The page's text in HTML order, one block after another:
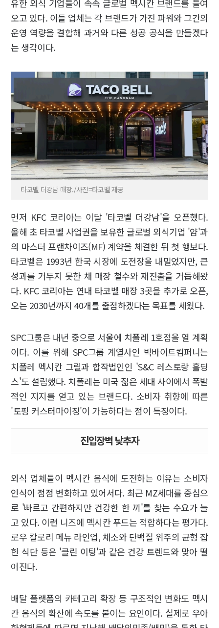
유한 외식 기업들이 속속 글로벌 멕시칸 브랜드를 들여
오고 있다. 이들 업체는 각 브랜드가 가진 파워와 그간의
운영 역량을 결합해 과거와 다른 성공 공식을 만들겠다
는 생각이다.
타코벨 더강남 매장./사진=타코벨 제공
먼저 KFC 코리아는 이달 '타코벨 더강남'을 오픈했다.
올해 초 타코벨 사업권을 보유한 글로벌 외식기업 '얌'과
의 마스터 프랜차이즈(MF) 계약을 체결한 뒤 첫 행보다.
타코벨은 1993년 한국 시장에 도전장을 내밀었지만, 큰
성과를 거두지 못한 채 매장 철수와 재진출을 거듭해왔
다. KFC 코리아는 연내 타코벨 매장 3곳을 추가로 오픈,
오는 2030년까지 40개를 출점하겠다는 목표를 세웠다.
SPC그룹은 내년 중으로 서울에 치폴레 1호점을 열 계획
이다. 이를 위해 SPC그룹 계열사인 빅바이트컴퍼니는
치폴레 멕시칸 그릴과 합작법인인 'S&C 레스토랑 홀딩
스'도 설립했다. 치폴레는 미국 젊은 세대 사이에서 폭발
적인 지지를 얻고 있는 브랜드다. 소비자 취향에 따른
'토핑 커스터마이징'이 가능하다는 점이 특징이다.
진입장벽 낮추자
외식 업체들이 멕시칸 음식에 도전하는 이유는 소비자
인식이 점점 변화하고 있어서다. 최근 MZ세대를 중심으
로 '빠르고 간편하지만 건강한 한 끼'를 찾는 수요가 늘
고 있다. 이런 니즈에 멕시칸 푸드는 적합하다는 평가다.
로우 칼로리 메뉴 라인업, 채소와 단백질 위주의 균형 잡
힌 식단 등은 '클린 이팅'과 같은 건강 트렌드와 맞아 떨
어진다.
배달 플랫폼의 카테고리 확장 등 구조적인 변화도 멕시
칸 음식의 확산에 속도를 붙이는 요인이다. 실제로 우아